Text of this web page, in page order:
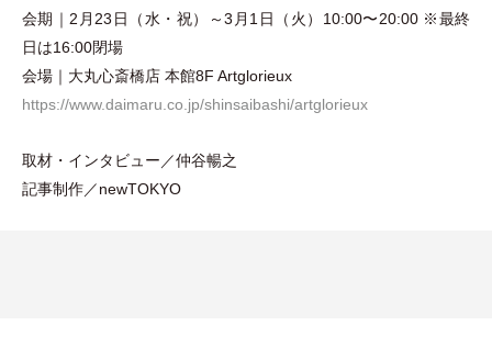
会期｜2月23日
（水 ・ 祝） ～3月1日 （ 火 ） 10:00〜20:00 ※最終
日は16:00閉場
会場｜大丸心斎橋店 本館8F Artglorieux
https://www.daimaru.co.jp/shinsaibashi/artglorieux
取材 ・ インタビュー／仲谷暢之
記事制作／newTOKYO